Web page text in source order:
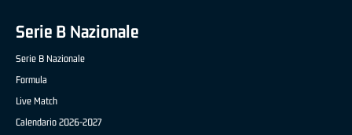
Serie B Nazionale
Serie B Nazionale
Formula
Live Match
Calendario 2026-2027